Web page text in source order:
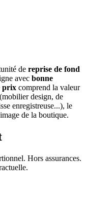
de reprise de fond
avec bonne
prix comprend la valeur
(mobilier design, de
enregistreuse...), le
de la boutique.
Hors assurances.